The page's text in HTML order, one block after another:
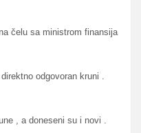
čelu sa ministrom finansija
odgovoran kruni .
, a doneseni su i novi .